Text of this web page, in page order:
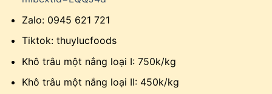
Zalo: 0945 621 721
Tiktok: thuylucfoods
Khô trâu một nắng loại I: 750k/kg
Khô trâu một nắng loại II: 450k/kg